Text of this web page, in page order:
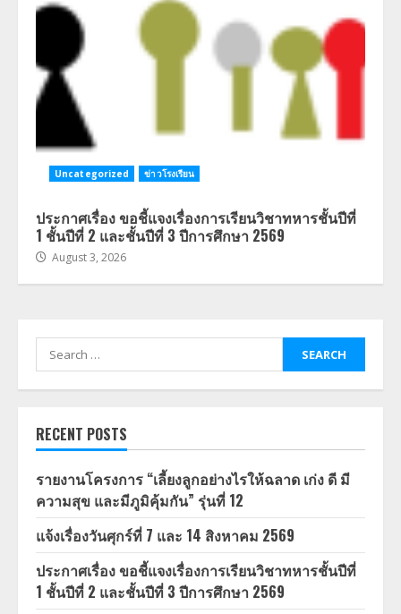
Uncategorized ข่าวโรงเรียน
ประกาศเรื่อง ขอชี้แจงเรื่องการเรียนวิชาทหารชั้นปีที่
1 ชั้นปีที่ 2 และชั้นปีที่ 3 ปีการศึกษา 2569
August 3, 2026
Search
for:
RECENT POSTS
รายงานโครงการ “เลี้ยงลูกอย่างไรให้ฉลาด เก่ง ดี มี
ความสุข และมีภูมิคุ้มกัน” รุ่นที่ 12
แจ้งเรื่องวันศุกร์ที่ 7 และ 14 สิงหาคม 2569
ประกาศเรื่อง ขอชี้แจงเรื่องการเรียนวิชาทหารชั้นปีที่
1 ชั้นปีที่ 2 และชั้นปีที่ 3 ปีการศึกษา 2569